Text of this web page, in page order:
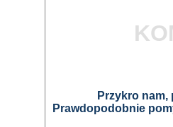
Przykro
Prawdopodobnie